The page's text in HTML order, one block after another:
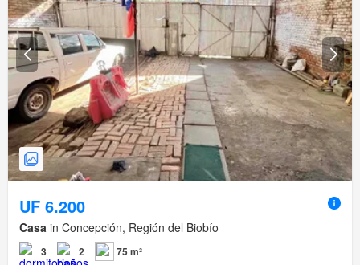
UF 6.200
Casa in Concepción, Región del Biobío
3 2
75 m²